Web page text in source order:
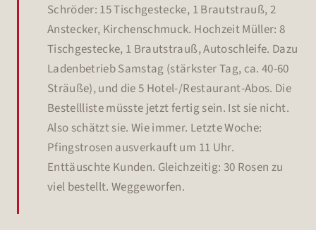
Schröder: 15 Tischgestecke, 1 Brautstrauß, 2
Anstecker, Kirchenschmuck. Hochzeit Müller: 8
Tischgestecke, 1 Brautstrauß, Autoschleife. Dazu
Ladenbetrieb Samstag (stärkster Tag, ca. 40-60
Sträuße), und die 5 Hotel-/Restaurant-Abos. Die
Bestellliste müsste jetzt fertig sein. Ist sie nicht.
Also schätzt sie. Wie immer. Letzte Woche:
Pfingstrosen ausverkauft um 11 Uhr.
Enttäuschte Kunden. Gleichzeitig: 30 Rosen zu
viel bestellt. Weggeworfen.